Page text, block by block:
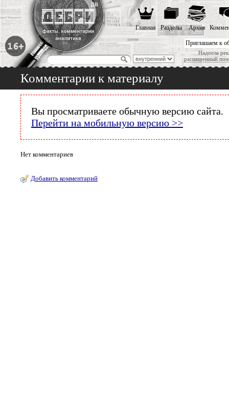
Приглашаем к
Надоела
расширенный
Главная Разделы Архив
Комментарии к материалу
Вы просматриваете обычную версию сайта.
Перейти на мобильную версию >>
Нет комментариев
Добавить комментарий